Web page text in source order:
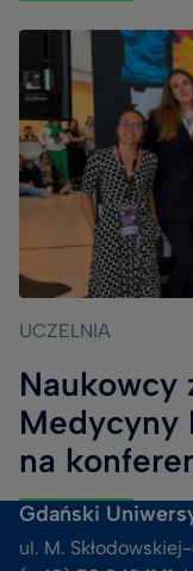
UCZELNIA
Naukowcy
Medycyny
na
Gdański
ul. M.